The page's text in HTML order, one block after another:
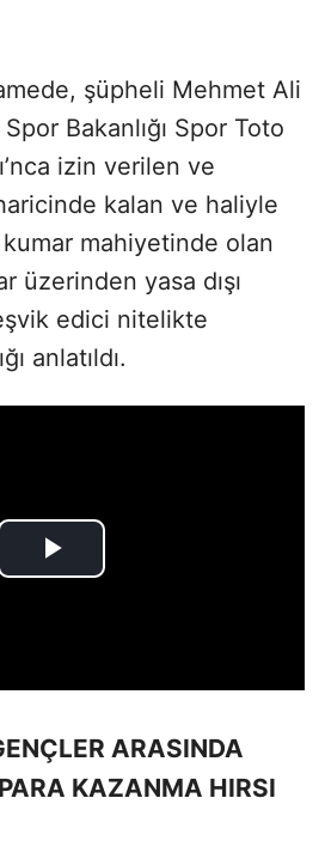
şüpheli Mehmet Ali
Bakanlığı Spor Toto
izin verilen ve
kalan ve haliyle
kumar mahiyetinde olan
üzerinden yasa dışı
edici nitelikte
anlatıldı.
ARASINDA
KAZANMA HIRSI